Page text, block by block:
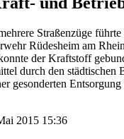
Straßenzüge
Rüdesheim am
der Kraftstoff
durch den städtischen
gesonderten
2015 15:36